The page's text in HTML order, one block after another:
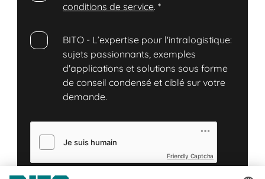
conditions de service.*
BITO - L’expertise pour l'intralogistique:
sujets passionnants, exemples
d'applications et solutions sous forme
de conseil condensé et ciblé sur votre
demande.
Friendly Captcha